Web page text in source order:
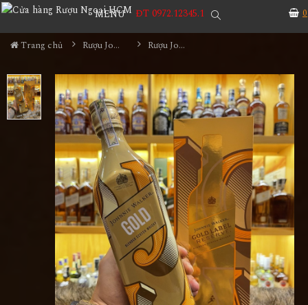
0
MENU ĐT 0972.12345.1
Trang chủ Rượu Johnnie walker Rượu Johnnie Walker Gold Lable Icon 2022